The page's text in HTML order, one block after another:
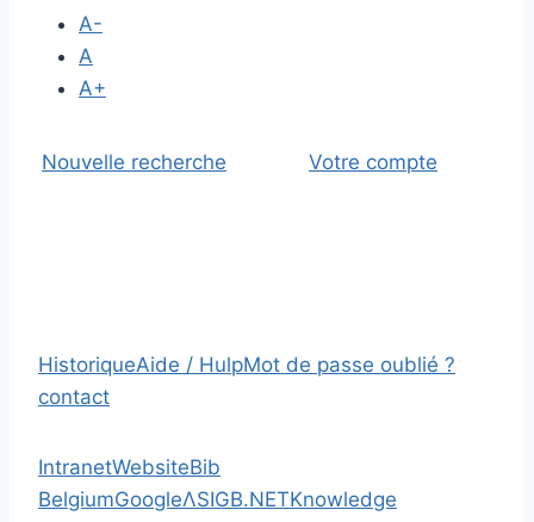
A-
A
A+
Nouvelle recherche Votre compte
HistoriqueAide / HulpMot de passe oublié ?
contact
IntranetWebsiteBib
BelgiumGoogleΛSIGB.NETKnowledge